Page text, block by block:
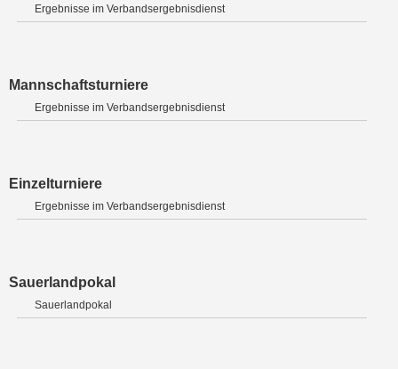
Ergebnisse im Verbandsergebnisdienst
Mannschaftsturniere
Ergebnisse im Verbandsergebnisdienst
Einzelturniere
Ergebnisse im Verbandsergebnisdienst
Sauerlandpokal
Sauerlandpokal